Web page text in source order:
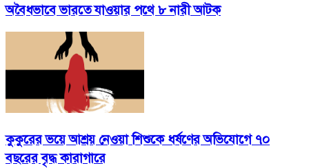
অবৈধভাবে ভারতে যাওয়ার পথে ৮ নারী আটক
কুকুরের ভয়ে আশ্রয় নেওয়া শিশুকে ধর্ষণের অভিযোগে ৭০
বছরের বৃদ্ধ কারাগারে